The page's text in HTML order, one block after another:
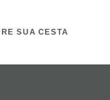
SUA CESTA